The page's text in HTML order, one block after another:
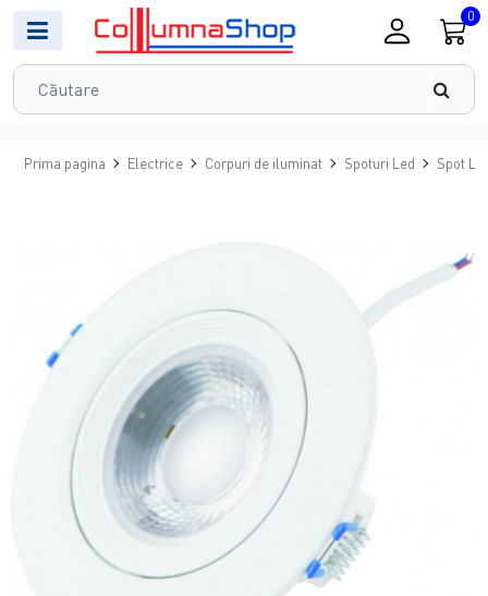
0
Prima pagina Electrice Corpuri de iluminat Spoturi Led Spot